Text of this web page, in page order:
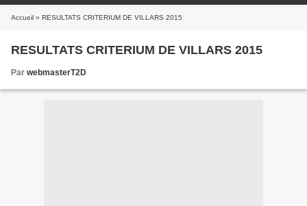
Accueil » RESULTATS CRITERIUM DE VILLARS 2015
RESULTATS CRITERIUM DE VILLARS 2015
Par webmasterT2D